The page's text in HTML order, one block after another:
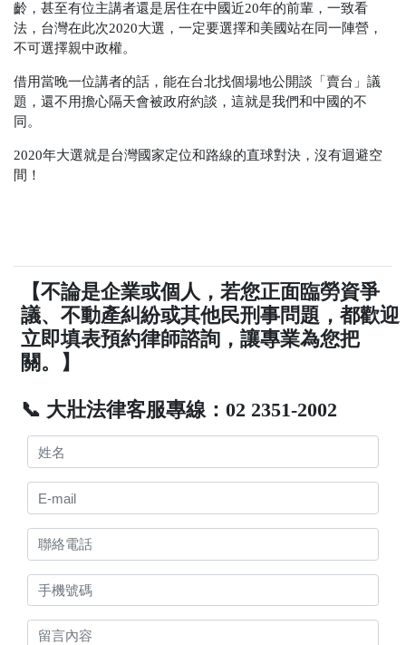
齡，甚至有位主講者還是居住在中國近20年的前輩，一致看
法，台灣在此次2020大選，一定要選擇和美國站在同一陣營，
不可選擇親中政權。
借用當晚一位講者的話，能在台北找個場地公開談「賣台」議
題，還不用擔心隔天會被政府約談，這就是我們和中國的不
同。
2020年大選就是台灣國家定位和路線的直球對決，沒有迴避空
間！
【不論是企業或個人，若您正面臨勞資爭
議、不動產糾紛或其他民刑事問題，都歡迎
立即填表預約律師諮詢，讓專業為您把
關。】
📞 大壯法律客服專線：02 2351-2002